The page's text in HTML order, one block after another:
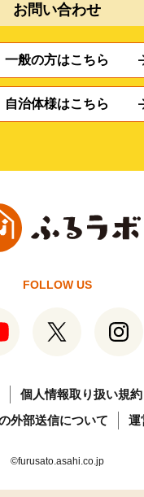
お問い合わせ
一般の方はこちら
自治体様はこちら
FOLLOW US
個人情報取り扱い規約
外部送信について
運
©furusato.asahi.co.jp